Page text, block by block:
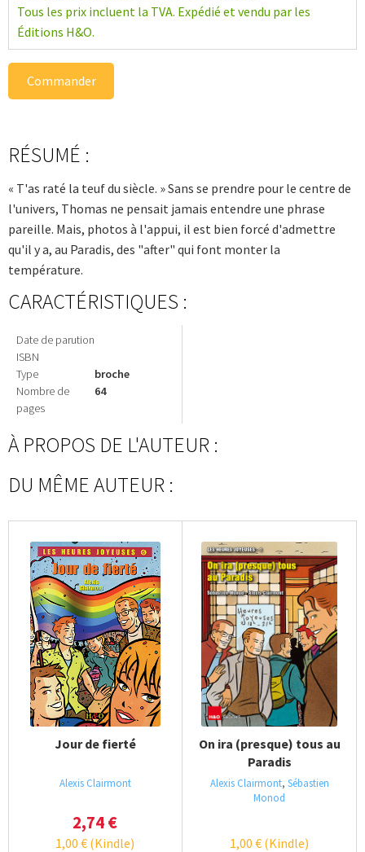
Tous les prix incluent la TVA. Expédié et vendu par les
Éditions H&O.
Commander
RÉSUMÉ :
« T'as raté la teuf du siècle. » Sans se prendre pour le centre de
l'univers, Thomas ne pensait jamais entendre une phrase
pareille. Mais, photos à l'appui, il est bien forcé d'admettre
qu'il y a, au Paradis, des "after" qui font monter la
température.
CARACTÉRISTIQUES :
Date de parution
ISBN
Type
Nombre de
pages
broche
64
À PROPOS DE L'AUTEUR :
DU MÊME AUTEUR :
Jour de fierté
Alexis Clairmont
2,74€
1,00€ (Kindle)
On ira (presque) tous au
Paradis
Alexis Clairmont, Sébastien
Monod
1,00€ (Kindle)